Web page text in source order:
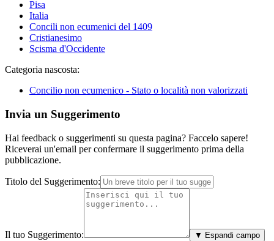
Pisa
Italia
Concili non ecumenici del 1409
Cristianesimo
Scisma d'Occidente
Categoria nascosta:
Concilio non ecumenico - Stato o località non valorizzati
Invia un Suggerimento
Hai feedback o suggerimenti su questa pagina? Faccelo sapere!
Riceverai un'email per confermare il suggerimento prima della
pubblicazione.
Titolo del Suggerimento:
Il tuo Suggerimento: ▼ Espandi campo